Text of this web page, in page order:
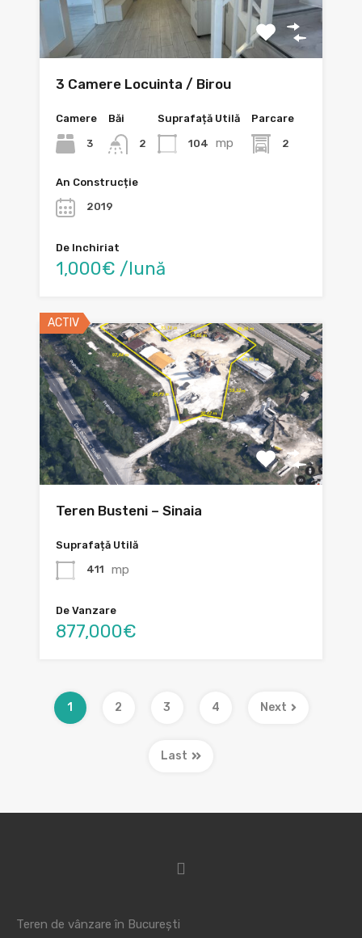
3 Camere Locuinta / Birou
Camere
3
Băi
2
Suprafață Utilă
104 mp
Parcare
2
An Construcție
2019
De Inchiriat
1,000€ /lună
ACTIV
Teren Busteni – Sinaia
Suprafață Utilă
411 mp
De Vanzare
877,000€
1 2 3 4 Next
Last
Teren de vânzare în București